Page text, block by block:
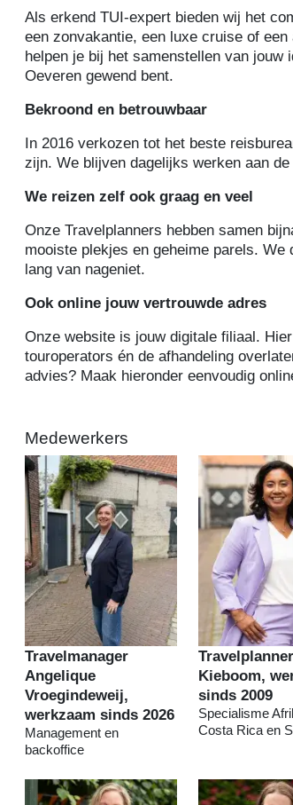
Als erkend TUI-expert bieden wij het
een zonvakantie, een luxe cruise of
helpen je bij het samenstellen van
Oeveren gewend bent.
Bekroond en betrouwbaar
In 2016 verkozen tot het beste
zijn. We blijven dagelijks werken aan
We reizen zelf ook graag en veel
Onze Travelplanners hebben samen
mooiste plekjes en geheime parels.
lang van nageniet.
Ook online jouw vertrouwde adres
Onze website is jouw digitale filiaal.
touroperators én de afhandeling
advies? Maak hieronder eenvoudig
Medewerkers
Travelmanager
Angelique
Vroegindeweij,
werkzaam sinds 2026
Management en
backoffice
Kieboom,
sinds 2009
Specialisme
Costa Rica en